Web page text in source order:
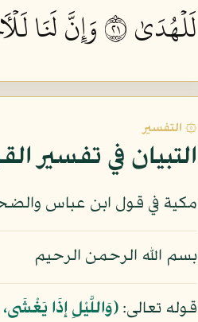
لَلۡهُدَىٰ ١٢
وَإِنَّ لَنَا
۞ التفسير
التبيان في تفسير
مكية في قول ابن عباس
بسم الله الرحمن الرحيم
قوله تعالى: ﴿وَاللَّيْلِ إِذَا